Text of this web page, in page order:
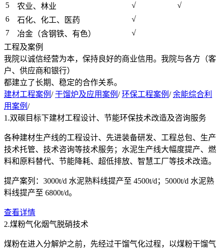
5 农业、林业 √
√
6
石化、化工、医药
√
7
冶金（含钢铁、有色）
√
工程及案例
我院以诚信经营为本，保持良好的商业信用。我院与各方（客
户、供应商和银行）
都建立了长期、稳定的合作关系。
建材工程案例 / 干馏炉及应用案例 / 环保工程案例 / 余能综合利
用案例 /
1.双碳目标下建材工程设计、节能环保技术改造及咨询服务
各种建材生产线的工程设计、先进装备研发、工程总包、生产
技术托管、技术咨询等技术服务；水泥生产线大幅度提产、燃
料和原料替代、节能降耗、超低排放、智慧工厂等技术改造。
提产案列：3000t/d 水泥熟料线提产至 4500t/d；5000t/d 水泥熟
料线提产至 6800t/d。
查看详情
2.煤粉气化烟气脱硝技术
煤粉在进入分解炉之前，先经过干馏气化过程，以煤粉干馏气